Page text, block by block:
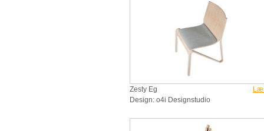
Zesty Eg
Design: o4i Designstudio